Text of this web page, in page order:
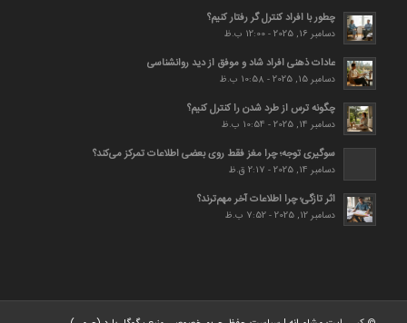
چطور با افراد کنترل گر رفتار کنیم؟
دسامبر 16, 2025 - 12:00 ب.ظ
عادات ذهنی افراد شاد و موفق از دید روانشناسی
دسامبر 15, 2025 - 10:58 ب.ظ
چگونه ترس از طرد شدن را کنترل کنیم؟
دسامبر 14, 2025 - 10:54 ب.ظ
سوگیری توجه؛ چرا مغز فقط روی بعضی اطلاعات تمرکز می‌کند؟
دسامبر 14, 2025 - 2:17 ق.ظ
اثر تازگی؛ چرا اطلاعات آخر مهم‌ترند؟
دسامبر 12, 2025 - 7:52 ب.ظ